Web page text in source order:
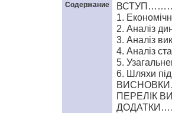
Содержание
1.
2.
3. Аналіз
4.
5.
6. Шляхи